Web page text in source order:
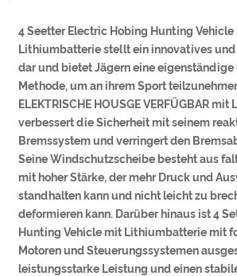
4 Seetter Electric Hobing Hunting Vehicle
Lithiumbatterie stellt ein innovatives
dar und bietet Jägern eine
Methode, um an ihrem Sport
ELEKTRISCHE HOUSGE VERFÜGBAR
verbessert die Sicherheit mit seinem
Bremssystem und verringert den
Seine Windschutzscheibe besteht aus
mit hoher Stärke, der mehr Druck und
standhalten kann und nicht leicht zu
deformieren kann. Darüber hinaus ist 4
Hunting Vehicle mit Lithiumbatterie mit
Motoren und Steuerungssystemen
leistungsstarke Leistung und einen